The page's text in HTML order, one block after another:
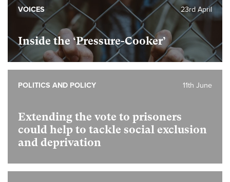
Inside the ‘Pressure-Cooker’
23rd April
VOICES
Extending the vote to prisoners
could help to tackle social exclusion
and deprivation
11th June
POLITICS AND POLICY